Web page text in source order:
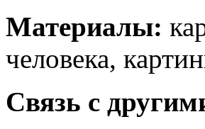
Материалы:
человека,
Связь с